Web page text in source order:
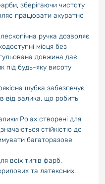
зберігаючи чистоту
працювати акуратно
ручка дозволяє
місця без
довжина дає
під будь-яку висоту
шубка забезпечує
від валика, що робить
Polax створені для
стійкістю до
багаторазове
всіх типів фарб,
та латексних.